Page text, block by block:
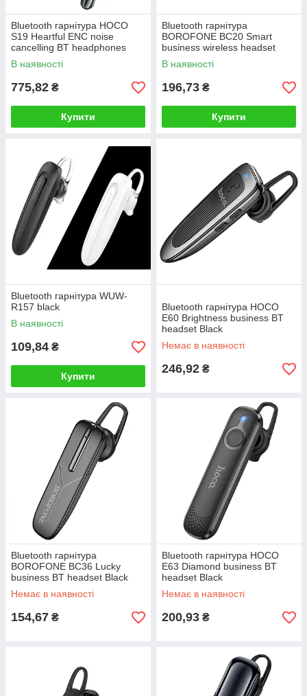
Bluetooth гарнітура HOCO
S19 Heartful ENC noise
cancelling BT headphones
Metal Gray
В наявності
775,82 ₴
Купити
Bluetooth гарнітура
BOROFONE BC20 Smart
business wireless headset
Black
В наявності
196,73 ₴
Купити
Bluetooth гарнітура WUW-
R157 black
В наявності
109,84 ₴
Купити
Bluetooth гарнітура HOCO
E60 Brightness business BT
headset Black
Немає в наявності
246,92 ₴
Bluetooth гарнітура
BOROFONE BC36 Lucky
business BT headset Black
Немає в наявності
154,67 ₴
Bluetooth гарнітура HOCO
E63 Diamond business BT
headset Black
Немає в наявності
200,93 ₴